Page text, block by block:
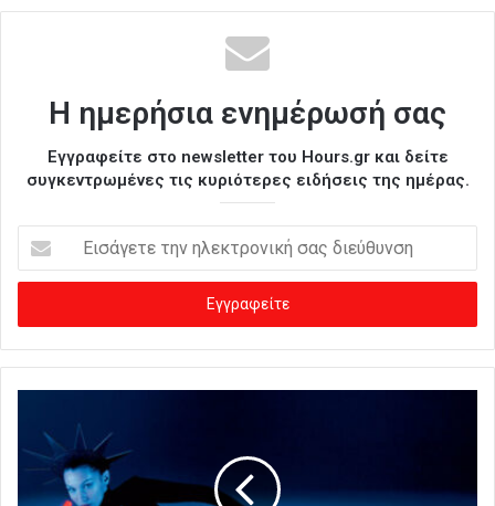
Η ημερήσια ενημέρωσή σας
Εγγραφείτε στο newsletter του Hours.gr και δείτε
συγκεντρωμένες τις κυριότερες ειδήσεις της ημέρας.
σ
γ
ε